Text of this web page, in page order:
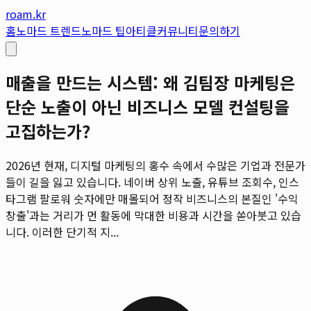
roam.kr
홈노마드 트렌드노마드 팁아티클커뮤니티문의하기
매출을 만드는 시스템: 왜 김팀장 마케팅은
단순 노출이 아닌 비즈니스 모델 컨설팅을
고집하는가?
2026년 현재, 디지털 마케팅의 홍수 속에서 수많은 기업과 전문가
들이 길을 잃고 있습니다. 네이버 상위 노출, 유튜브 조회수, 인스
타그램 팔로워 숫자에만 매몰되어 정작 비즈니스의 본질인 '수익
창출'과는 거리가 먼 활동에 막대한 비용과 시간을 쏟아붓고 있습
니다. 이러한 단기적 지...